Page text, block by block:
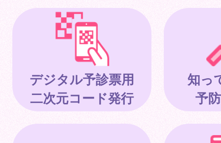
デジタル予診票用
二次元コード発行
知っ
予